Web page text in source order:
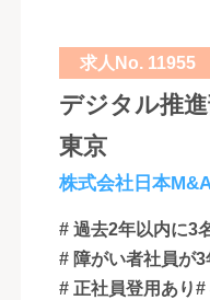
求人No. 11955
デジタル推
東京
株式会社日本
# 過去2年以内に3
# 障がい者社員が
# 正社員登用あり#